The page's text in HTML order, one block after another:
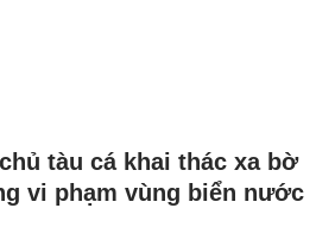
tàu cá khai thác xa bờ
vi phạm vùng biển nước